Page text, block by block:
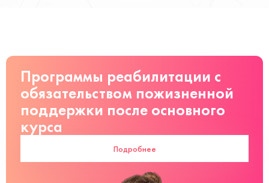
Программы реабилитации с
обязательством пожизненной
поддержки после основного
курса
Подробнее